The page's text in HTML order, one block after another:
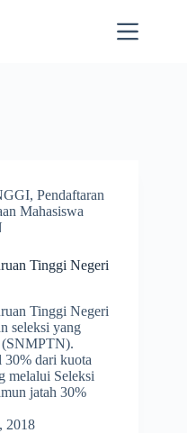
, Pendaftaran
Mahasiswa
Tinggi Negeri
Tinggi Negeri
seleksi yang
(SNMPTN).
30% dari kuota
melalui Seleksi
jatah 30%
2018